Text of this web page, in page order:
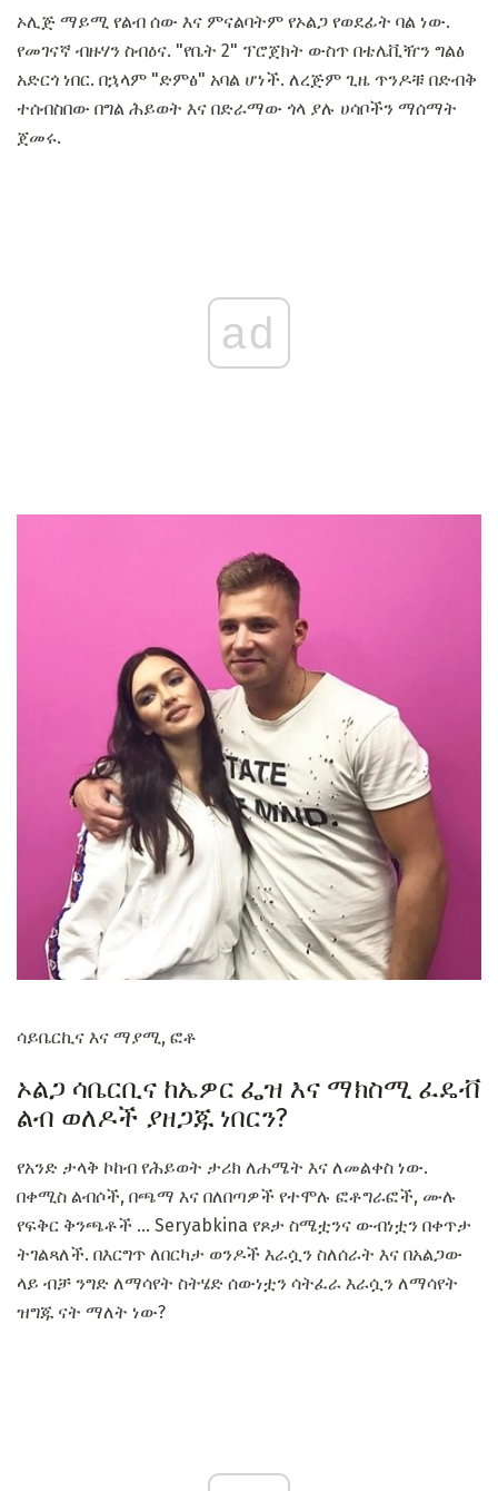
ኦሊጅ ማይሚ የልብ ሰው እና ምናልባትም የኦልጋ የወደፊት ባል ነው.
የመገናኛ ብዙሃን ስብዕና. "የቤት 2" ፕሮጀክት ውስጥ በቴሌቪዥን ግልፅ
አድርጎ ነበር. በኋላም "ድምፅ" አባል ሆነች. ለረጅም ጊዜ ጥንዶቹ በድብቅ
ተሰብስበው በግል ሕይወት እና በድራማው ጎላ ያሉ ሀሳቦችን ማሰማት
ጀመሩ.
ad
ሳይቤርኪና እና ማያሚ, ፎቶ
ኦልጋ ሳቤርቢና ከኤዎር ፌዝ እና ማክስሚ ፈዴቭ
ልብ ወለዶች ያዘጋጁ ነበርን?
የአንድ ታላቅ ኮከብ የሕይወት ታሪክ ለሐሜት እና ለመልቀስ ነው.
በቀሚስ ልብሶች, በጫማ እና በለበጣዎች የተሞሉ ፎቶግራፎች, ሙሉ
የፍቅር ቅንጫቶች ... Seryabkina የጾታ ስሜቷንና ውብነቷን በቀጥታ
ትገልጻለች. በእርግጥ ለበርካታ ወንዶች እራሷን ስለሰራት እና በአልጋው
ላይ ብቻ ንግድ ለማሳየት ስትሄድ ሰውነቷን ሳትፈራ እራሷን ለማሳየት
ዝግጁ ናት ማለት ነው?